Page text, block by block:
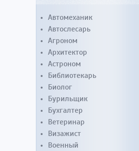
Автомеханик
Автослесарь
Агроном
Архитектор
Астроном
Библиотекарь
Биолог
Бурильщик
Бухгалтер
Ветеринар
Визажист
Военный